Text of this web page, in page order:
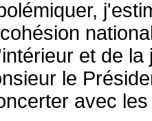
et de
le
avec